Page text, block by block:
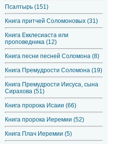
Псалтырь (151)
Книга притчей Соломоновых (31)
Книга Екклесиаста или
проповедника (12)
Книга песни песней Соломона (8)
Книга Премудрости Соломона (19)
Книга Премудрости Иисуса, сына
Сирахова (51)
Книга пророка Исаии (66)
Книга пророка Иеремии (52)
Книга Плач Иеремии (5)